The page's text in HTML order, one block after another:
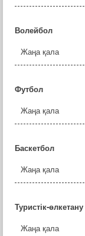
Волейбол
Жаңа қала
Футбол
Жаңа қала
Баскетбол
Жаңа қала
Туристік-өлкетану
Жаңа қала